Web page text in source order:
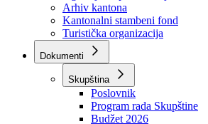
BPK šume
RTV BPK
Agencija za privatizaciju
Arhiv kantona
Kantonalni stambeni fond
Turistička organizacija
Dokumenti
Skupština